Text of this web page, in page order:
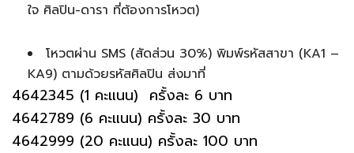
ใจ ศิลปิน-ดารา ที่ต้องการโหวต)
โหวตผ่าน SMS (สัดส่วน 30%) พิมพ์รหัสสาขา (KA1 –
KA9) ตามด้วยรหัสศิลปิน ส่งมาที่
4642345 (1 คะแนน) ครั้งละ 6 บาท
4642789 (6 คะแนน) ครั้งละ 30 บาท
4642999 (20 คะแนน) ครั้งละ 100 บาท